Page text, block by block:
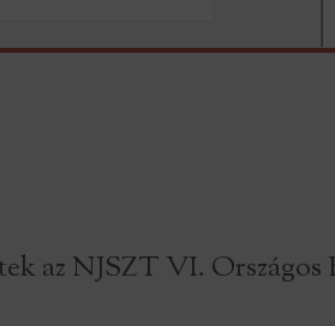
az NJSZT VI. Országos